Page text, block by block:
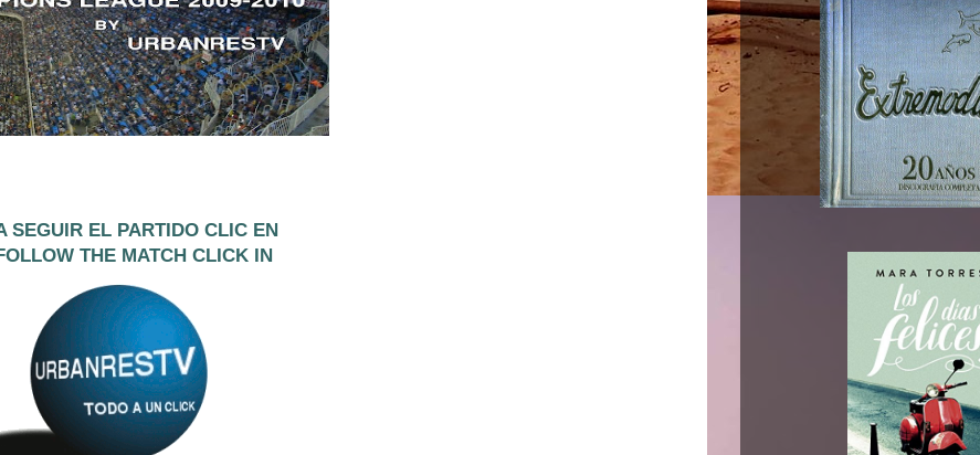
SEGUIR EL PARTIDO CLIC EN
THE MATCH CLICK IN